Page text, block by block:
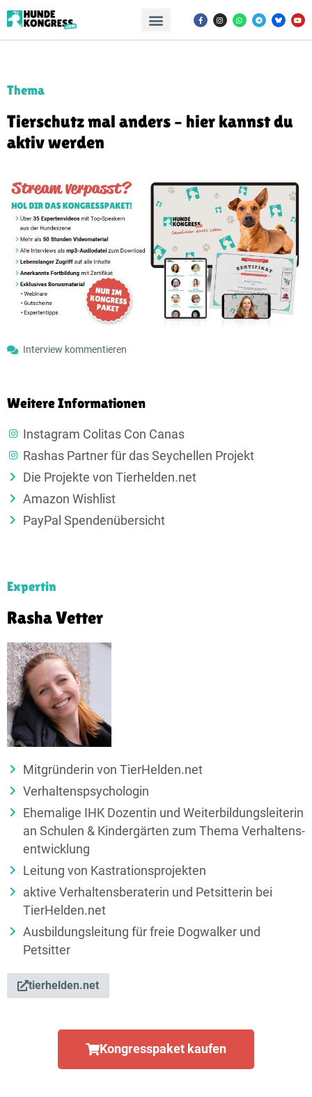
Thema
Tierschutz mal anders – hier kannst du
aktiv werden
Interview kommentieren
Weitere Informationen
Instagram Colitas Con Canas
Rashas Partner für das Seychellen Projekt
Die Projekte von Tierhelden.net
Amazon Wishlist
PayPal Spendenübersicht
Expertin
Rasha Vetter
Mitgründerin von TierHelden.net
Verhaltenspsychologin
Ehemalige IHK Dozentin und Weiter­bildungs­­leiterin
an Schulen & Kinder­gärten zum Thema Verhaltens­
entwicklung
Leitung von Kastrationsprojekten
aktive Verhaltensberaterin und Petsitterin bei
TierHelden.net
Ausbildungsleitung für freie Dogwalker und
Petsitter
tierhelden.net
Kongresspaket kaufen